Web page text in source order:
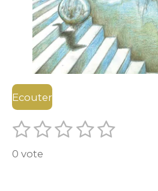
Ecouter
É
1
é
2
é
3 4 5
E
0 vote